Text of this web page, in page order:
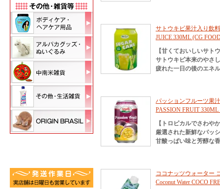
サトウキビ果汁入り飲
JUICE 330ML (CG
【甘くておいしいサト
サトウキビ本来のやさ
疲れた一日の後のエネ
パッションフルーツ果
PASSION FRUIT
【トロピカルでさわや
厳選された新鮮なパッ
甘酸っぱい味と芳醇な
ココナッツウォーター
Coconut Water COCO